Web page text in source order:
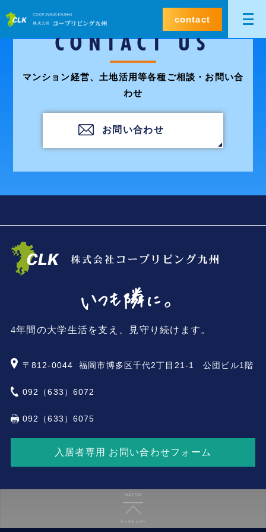
contact
CONTACT US
マンション経営、土地活用等各種ご相談・お問い合
わせ
お問い合わせ
4年間の大学生活を支え、見守り続けます。
〒812-0044 福岡市博多区千代2丁目21-1 公団ビル1階
092（633）6072
092（633）6075
入居者専用 お問い合わせフォーム